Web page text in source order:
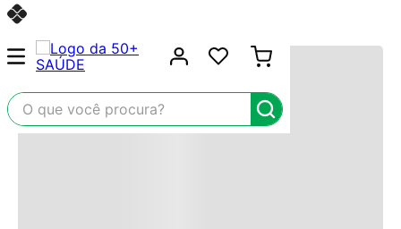
O que você procura?